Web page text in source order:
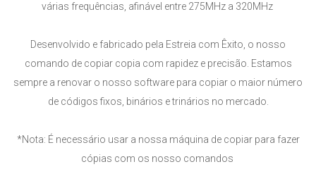
várias frequências, afinável entre 275MHz a 320MHz
Desenvolvido e fabricado pela Estreia com Êxito, o nosso
comando de copiar copia com rapidez e precisão. Estamos
sempre a renovar o nosso software para copiar o maior número
de códigos fixos, binários e trinários no mercado.
*Nota: É necessário usar a nossa máquina de copiar para fazer
cópias com os nosso comandos